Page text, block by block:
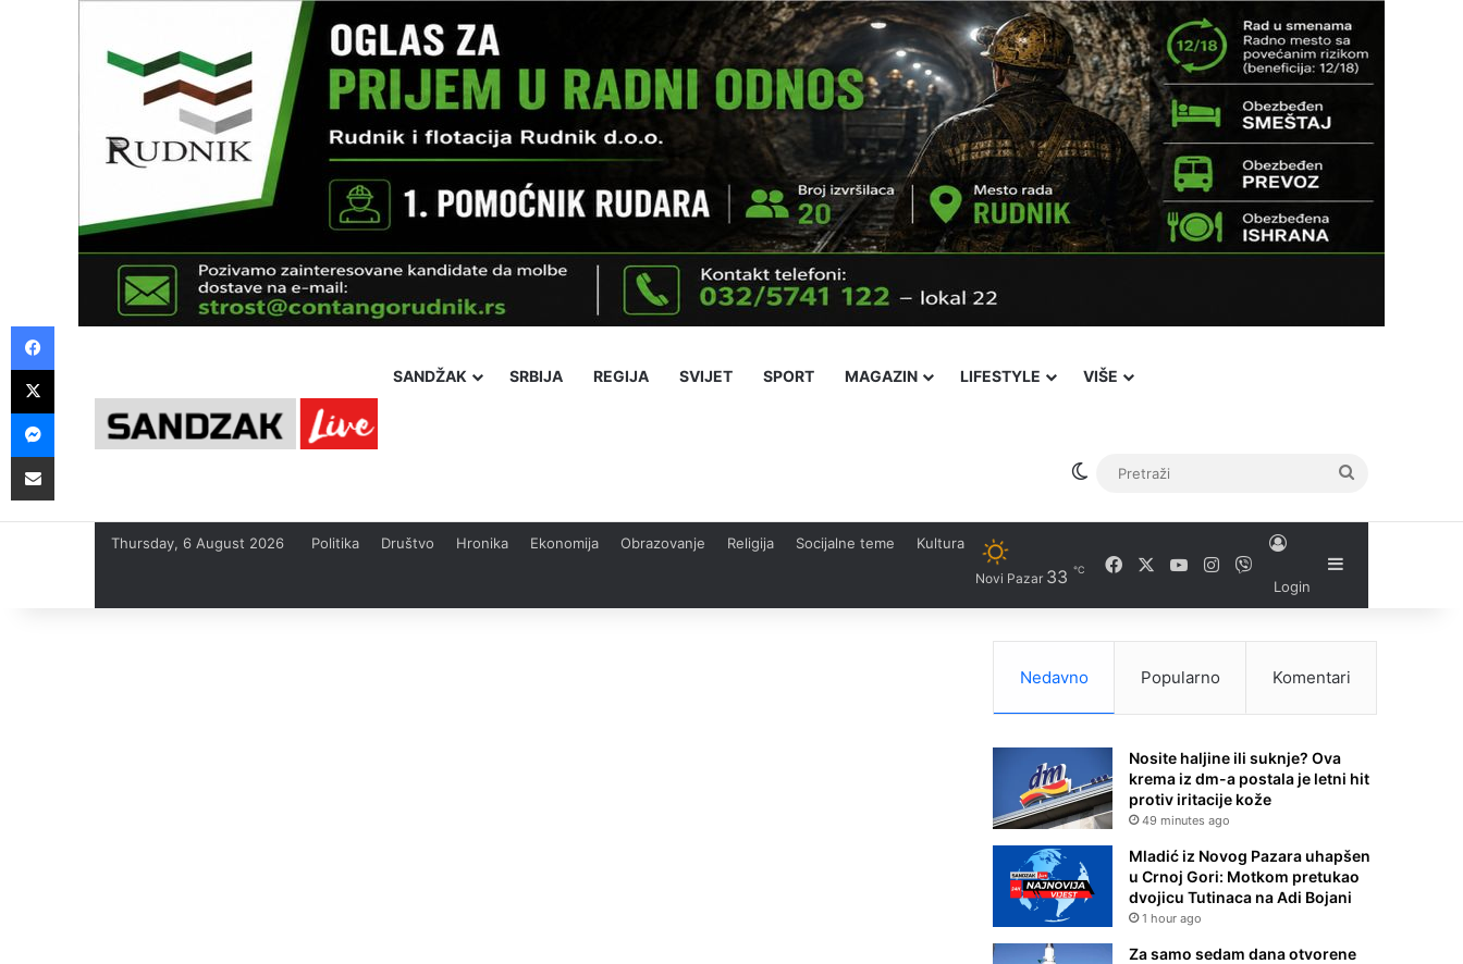
SANDŽAK SRBIJA REGIJA SVIJET SPORT MAGAZIN LIFESTYLE VIŠE
Switch skin
Thursday, 6 August 2026 Politika Društvo Hronika Ekonomija Obrazovanje Religija Socijalne teme Kultura
Novi Pazar 33 ℃ FacebookYouTubeInstagram
Viber
Login
Sidebar
Nedavno Popularno Komentari
Nosite haljine ili suknje? Ova
krema iz dm-a postala je letni hit
protiv iritacije kože
49 minutes ago
Mladić iz Novog Pazara uhapšen
u Crnoj Gori: Motkom pretukao
dvojicu Tutinaca na Adi Bojani
1 hour ago
Za samo sedam dana otvorene
Facebook
X
Messenger
Pošalji preko E-Maila